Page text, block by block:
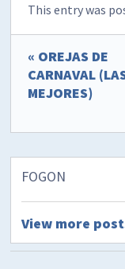
This entry was
« OREJAS DE
CARNAVAL
MEJORES)
FOGON
View more